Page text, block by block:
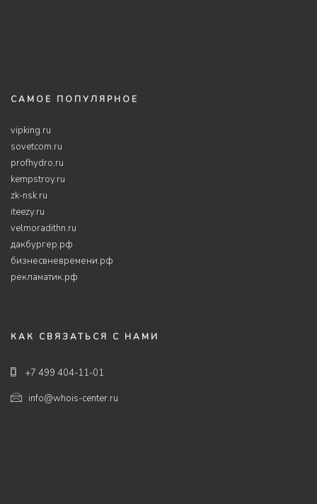
САМОЕ ПОПУЛЯРНОЕ
vipking.ru
sovetcom.ru
profhydro.ru
kempstroy.ru
zk-nsk.ru
iteezy.ru
velmoradithn.ru
дакбургер.рф
бизнесвневремени.рф
рекламатик.рф
КАК СВЯЗАТЬСЯ С НАМИ
+7 499 404-11-01
info@whois-center.ru